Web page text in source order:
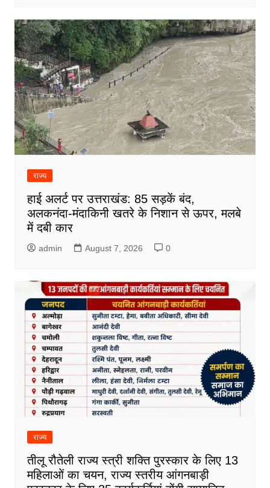
राज्य
हाई अलर्ट पर उत्तराखंड: 85 सड़कें बंद,
अलकनंदा-मंदाकिनी खतरे के निशान से ऊपर, मलबे
में दबी कार
admin August 7, 2026 0
राज्य
तीलू रौतेली राज्य स्त्री शक्ति पुरस्कार के लिए 13
महिलाओं का चयन, राज्य स्तरीय आंगनबाड़ी